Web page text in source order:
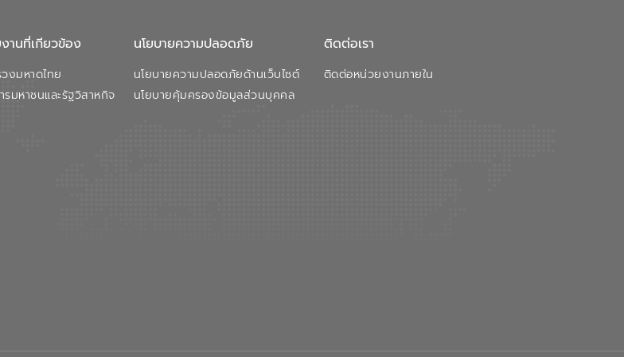
านที่เกียวข้อง
งมหาดไทย
มหาชนและรัฐวิสาหกิจ
นโยบายความปลอดภัย
นโยบายความปลอดภัยด้านเว็บไซต์
นโยบายคุ้มครองข้อมูลส่วนบุคคล
ติดต่อเรา
ติดต่อหน่วยงานภายใน